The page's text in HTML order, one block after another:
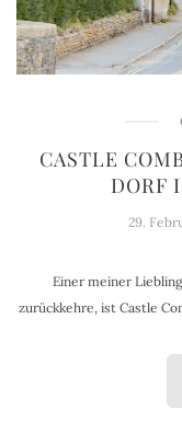
CASTLE
DORF
29.
Einer meiner
zurückkehre, ist Castle